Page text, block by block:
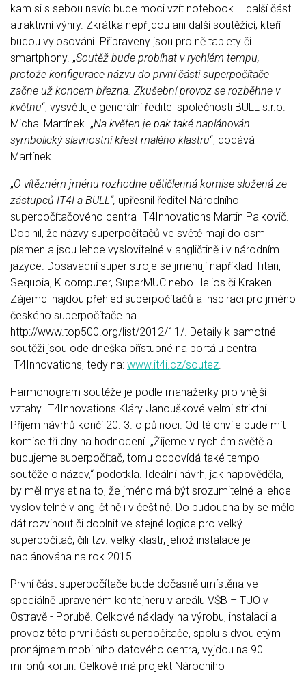
kam si s sebou navíc bude moci vzít notebook – další část
atraktivní výhry. Zkrátka nepřijdou ani další soutěžící, kteří
budou vylosováni. Připraveny jsou pro ně tablety či
smartphony. „Soutěž bude probíhat v rychlém tempu,
protože konfigurace názvu do první části superpočítače
začne už koncem března. Zkušební provoz se rozběhne v
květnu“, vysvětluje generální ředitel společnosti BULL s.r.o.
Michal Martínek. „Na květen je pak také naplánován
symbolický slavnostní křest malého klastru“, dodává
Martínek.
„O vítězném jménu rozhodne pětičlenná komise složená ze
zástupců IT4I a BULL“, upřesnil ředitel Národního
superpočítačového centra IT4Innovations Martin Palkovič.
Doplnil, že názvy superpočítačů ve světě mají do osmi
písmen a jsou lehce vyslovitelné v angličtině i v národním
jazyce. Dosavadní super stroje se jmenují například Titan,
Sequoia, K computer, SuperMUC nebo Helios či Kraken.
Zájemci najdou přehled superpočítačů a inspiraci pro jméno
českého superpočítače na
http://www.top500.org/list/2012/11/. Detaily k samotné
soutěži jsou ode dneška přístupné na portálu centra
IT4Innovations, tedy na: www.it4i.cz/soutez
Harmonogram soutěže je podle manažerky pro vnější
vztahy IT4Innovations Kláry Janouškové velmi striktní.
Příjem návrhů končí 20. 3. o půlnoci. Od té chvíle bude mít
komise tři dny na hodnocení. „Žijeme v rychlém světě a
budujeme superpočítač, tomu odpovídá také tempo
soutěže o název,“ podotkla. Ideální návrh, jak napověděla,
by měl myslet na to, že jméno má být srozumitelné a lehce
vyslovitelné v angličtině i v češtině. Do budoucna by se mělo
dát rozvinout či doplnit ve stejné logice pro velký
superpočítač, čili tzv. velký klastr, jehož instalace je
naplánována na rok 2015.
První část superpočítače bude dočasně umístěna ve
speciálně upraveném kontejneru v areálu VŠB – TUO v
Ostravě - Porubě. Celkové náklady na výrobu, instalaci a
provoz této první části superpočítače, spolu s dvouletým
pronájmem mobilního datového centra, vyjdou na 90
milionů korun. Celkově má projekt Národního